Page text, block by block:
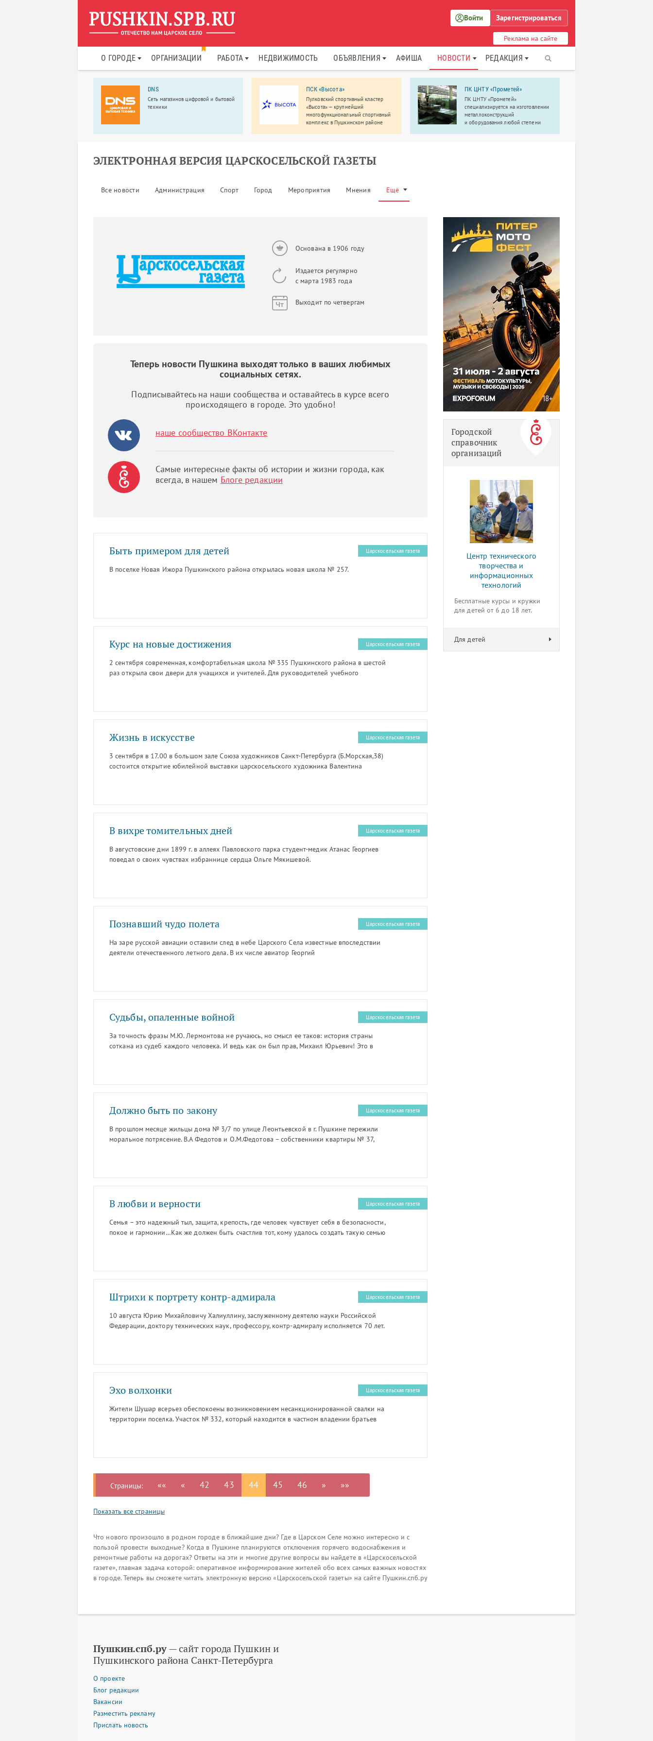
Войти Зарегистрироваться
Реклама на сайте
О ГОРОДЕ ОРГАНИЗАЦИИ РАБОТА НЕДВИЖИМОСТЬ ОБЪЯВЛЕНИЯ АФИША НОВОСТИ РЕДАКЦИЯ
DNS
Сеть магазинов цифровой и бытовой
техники
ПСК «Высота»
Пулковский спортивный кластер
«Высота» — крупнейший
многофункциональный спортивный
комплекс в Пушкинском районе
ПК ЦНТУ «Прометей»
ПК ЦНТУ «Прометей»
специализируется на изготовлении
металлоконструкций
и оборудования любой степени
ЭЛЕКТРОННАЯ ВЕРСИЯ ЦАРСКОСЕЛЬСКОЙ ГАЗЕТЫ
Все новости Администрация Спорт Город Мероприятия Мнения Ещё
Основана в 1906 году
Издается регулярно
с марта 1983 года
Выходит по четвергам
Теперь новости Пушкина выходят только в ваших любимых
социальных сетях.
Подписывайтесь на наши сообщества и оставайтесь в курсе всего
происходящего в городе. Это удобно!
наше сообщество ВКонтакте
Самые интересные факты об истории и жизни города, как
всегда, в нашем Блоге редакции
Царскосельская газета
Быть примером для детей
В поселке Новая Ижора Пушкинского района открылась новая школа № 257.
Царскосельская газета
Курс на новые достижения
2 сентября современная, комфортабельная школа № 335 Пушкинского района в шестой
раз открыла свои двери для учащихся и учителей. Для руководителей учебного
исполнением песен.
Царскосельская газета
Жизнь в искусстве
3 сентября в 17.00 в большом зале Союза художников Санкт-Петербурга (Б.Морская,38)
состоится открытие юбилейной выставки царскосельского художника Валентина
Царскосельская газета
В вихре томительных дней
В августовские дни 1899 г. в аллеях Павловского парка студент-медик Атанас Георгиев
поведал о своих чувствах избраннице сердца Ольге Мякишевой.
Царскосельская газета
Познавший чудо полета
На заре русской авиации оставили след в небе Царского Села известные впоследствии
деятели отечественного летного дела. В их числе авиатор Георгий
читателям: "Блестящий полет из Гатчины в Кронштадт и обратно совершил 8 мая
Царскосельская газета
Судьбы, опаленные войной
За точность фразы М.Ю. Лермонтова не ручаюсь, но смысл ее таков: история страны
соткана из судеб каждого человека. И ведь как он был прав, Михаил Юрьевич! Это в
исследований, и чему можно поучиться у них сегодня?
Царскосельская газета
Должно быть по закону
В прошлом месяце жильцы дома № 3/7 по улице Леонтьевской в г. Пушкине пережили
моральное потрясение. В.А Федотов и О.М.Федотова – собственники квартиры № 37,
Царскосельская газета
В любви и верности
Семья – это надежный тыл, защита, крепость, где человек чувствует себя в безопасности,
покое и гармонии…Как же должен быть счастлив тот, кому удалось создать такую семью
Матвеевы.
Царскосельская газета
Штрихи к портрету контр-адмирала
10 августа Юрию Михайловичу Халиуллину, заслуженному деятелю науки Российской
Федерации, доктору технических наук, профессору, контр-адмиралу исполняется 70 лет.
Царскосельская газета
Эхо волхонки
Жители Шушар всерьез обеспокоены возникновением несанкционированной свалки на
территории поселка. Участок № 332, который находится в частном владении братьев
источать неприятный запах. Люди опасаются, что кроме экологических проблем
аэропорта Пулково-2 самолетов: помойка может стать местом обитания птиц.
Страницы: «« « 42 43 44 45 46 » »»
Показать все страницы
Что нового произошло в родном городе в ближайшие дни? Где в Царском Селе можно интересно и с
пользой провести выходные? Когда в Пушкине планируются отключения горячего водоснабжения и
ремонтные работы на дорогах? Ответы на эти и многие другие вопросы вы найдете в «Царскосельской
газете», главная задача которой: оперативное информирование жителей обо всех самых важных новостях
в городе. Теперь вы сможете читать электронную версию «Царскосельской газеты» на сайте Пушкин.спб.ру
Городской
справочник
организаций
Центр технического
творчества и
информационных
технологий
Бесплатные курсы и кружки
для детей от 6 до 18 лет.
Для детей
Пушкин.спб.ру— сайт города Пушкин и
Пушкинского района Санкт-Петербурга
О проекте
Блог редакции
Вакансии
Разместить рекламу
Прислать новость